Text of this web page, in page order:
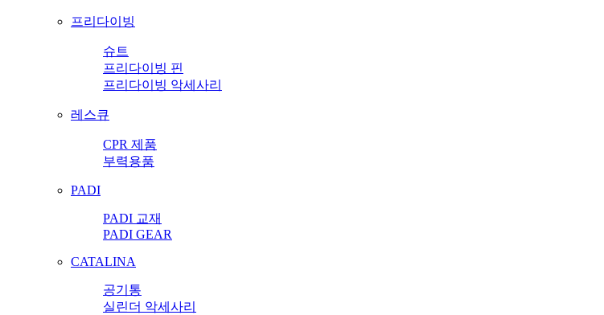
프리다이빙
슈트
프리다이빙 핀
프리다이빙 악세사리
레스큐
CPR 제품
부력용품
PADI
PADI 교재
PADI GEAR
CATALINA
공기통
실린더 악세사리